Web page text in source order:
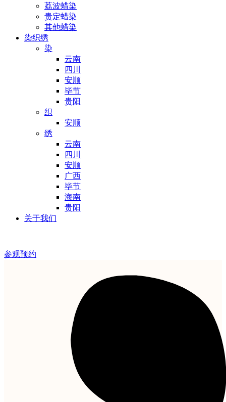
荔波蜡染
贵定蜡染
其他蜡染
染织绣
染
云南
四川
安顺
毕节
贵阳
织
安顺
绣
云南
四川
安顺
广西
毕节
海南
贵阳
关于我们
参观预约